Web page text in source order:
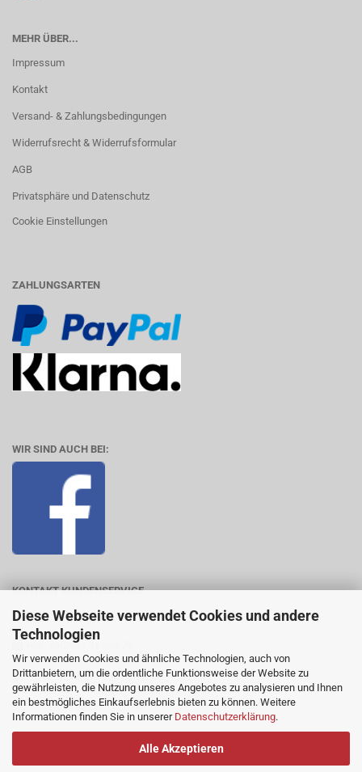
Diese Webseite verwendet Cookies und andere
Technologien
Wir verwenden Cookies und ähnliche Technologien, auch von
Drittanbietern, um die ordentliche Funktionsweise der Website zu
gewährleisten, die Nutzung unseres Angebotes zu analysieren und Ihnen
ein bestmögliches Einkaufserlebnis bieten zu können. Weitere
Informationen finden Sie in unserer Datenschutzerklärung.
Alle Akzeptieren
MEHR ÜBER...
Impressum
Kontakt
Versand- & Zahlungsbedingungen
Widerrufsrecht & Widerrufsformular
AGB
Privatsphäre und Datenschutz
Cookie Einstellungen
ZAHLUNGSARTEN
WIR SIND AUCH BEI:
KONTAKT KUNDENSERVICE
steinnacher@t-online.de
+49 - (0)203 - 41 030 79
+49 - (0)203 - 41 030 61
Mo. - Fr. von 8.00 bis 13.00 Uhr